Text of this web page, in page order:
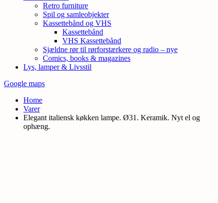
Retro furniture
Spil og samleobjekter
Kassettebånd og VHS
Kassettebånd
VHS Kassettebånd
Sjældne rør til rørforstærkere og radio – nye
Comics, books & magazines
Lys, lamper & Livsstil
Google maps
Home
Varer
Elegant italiensk køkken lampe. Ø31. Keramik. Nyt el og
ophæng.